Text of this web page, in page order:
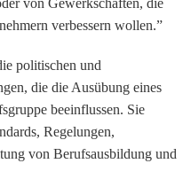
verbessern wollen.”
politischen und
die die Ausübung eines
beeinflussen. Sie
Regelungen,
von Berufsausbildung und